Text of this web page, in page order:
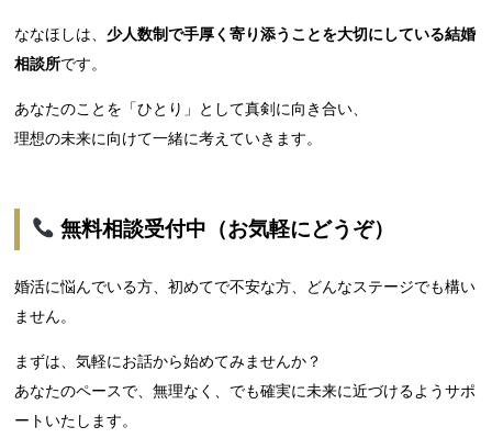
ななほしは、少人数制で手厚く寄り添うことを大切にしている結婚
相談所です。
あなたのことを「ひとり」として真剣に向き合い、
理想の未来に向けて一緒に考えていきます。
無料相談受付中（お気軽にどうぞ）
婚活に悩んでいる方、初めてで不安な方、どんなステージでも構い
ません。
まずは、気軽にお話から始めてみませんか？
あなたのペースで、無理なく、でも確実に未来に近づけるようサポ
ートいたします。